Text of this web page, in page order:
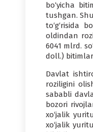
bo‘yicha
tushgan.
to‘g‘risida
oldindan
6041 mlrd.
doll.) bitimlar
Davlat
rozili­gini
sababli
bozori
xo‘jalik
xo‘jalik